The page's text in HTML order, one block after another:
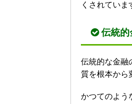
くされていま
伝統的
伝統的な金融
質を根本から
かつてのよう